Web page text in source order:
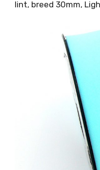
lint, breed 30mm,